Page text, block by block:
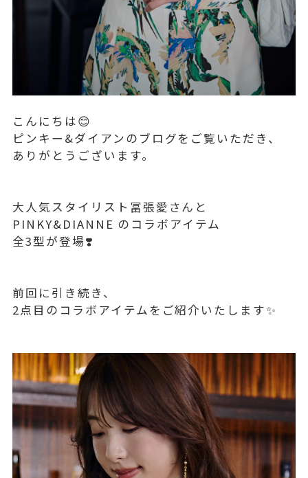
こんにちは😊
ピンキー&ダイアンのブログをご覧いただき、
ありがとうございます。
大人気スタイリスト冨張愛さんと
PINKY&DIANNE のコラボアイテム
全3型が登場❣️
前回に引き続き、
2点目のコラボアイテムをご紹介いたします✨